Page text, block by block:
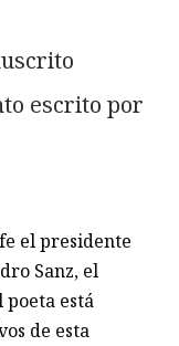
escrito por
el presidente
Sanz, el
está
de esta